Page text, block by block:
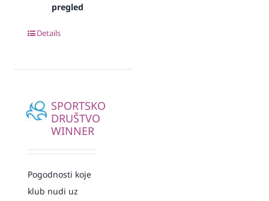
pregled
Details
SPORTSKO
DRUŠTVO
WINNER
Pogodnosti koje
klub nudi uz